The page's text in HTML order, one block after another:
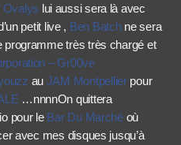
Ovalys lui aussi sera là avec
petit live , Ben Batchne sera
programme très très chargé et
– Gr00ve
au JAM Montpellierpour
…nnnnOn quittera
pour le Bar Du Marchéoù
avec mes disques jusqu’à